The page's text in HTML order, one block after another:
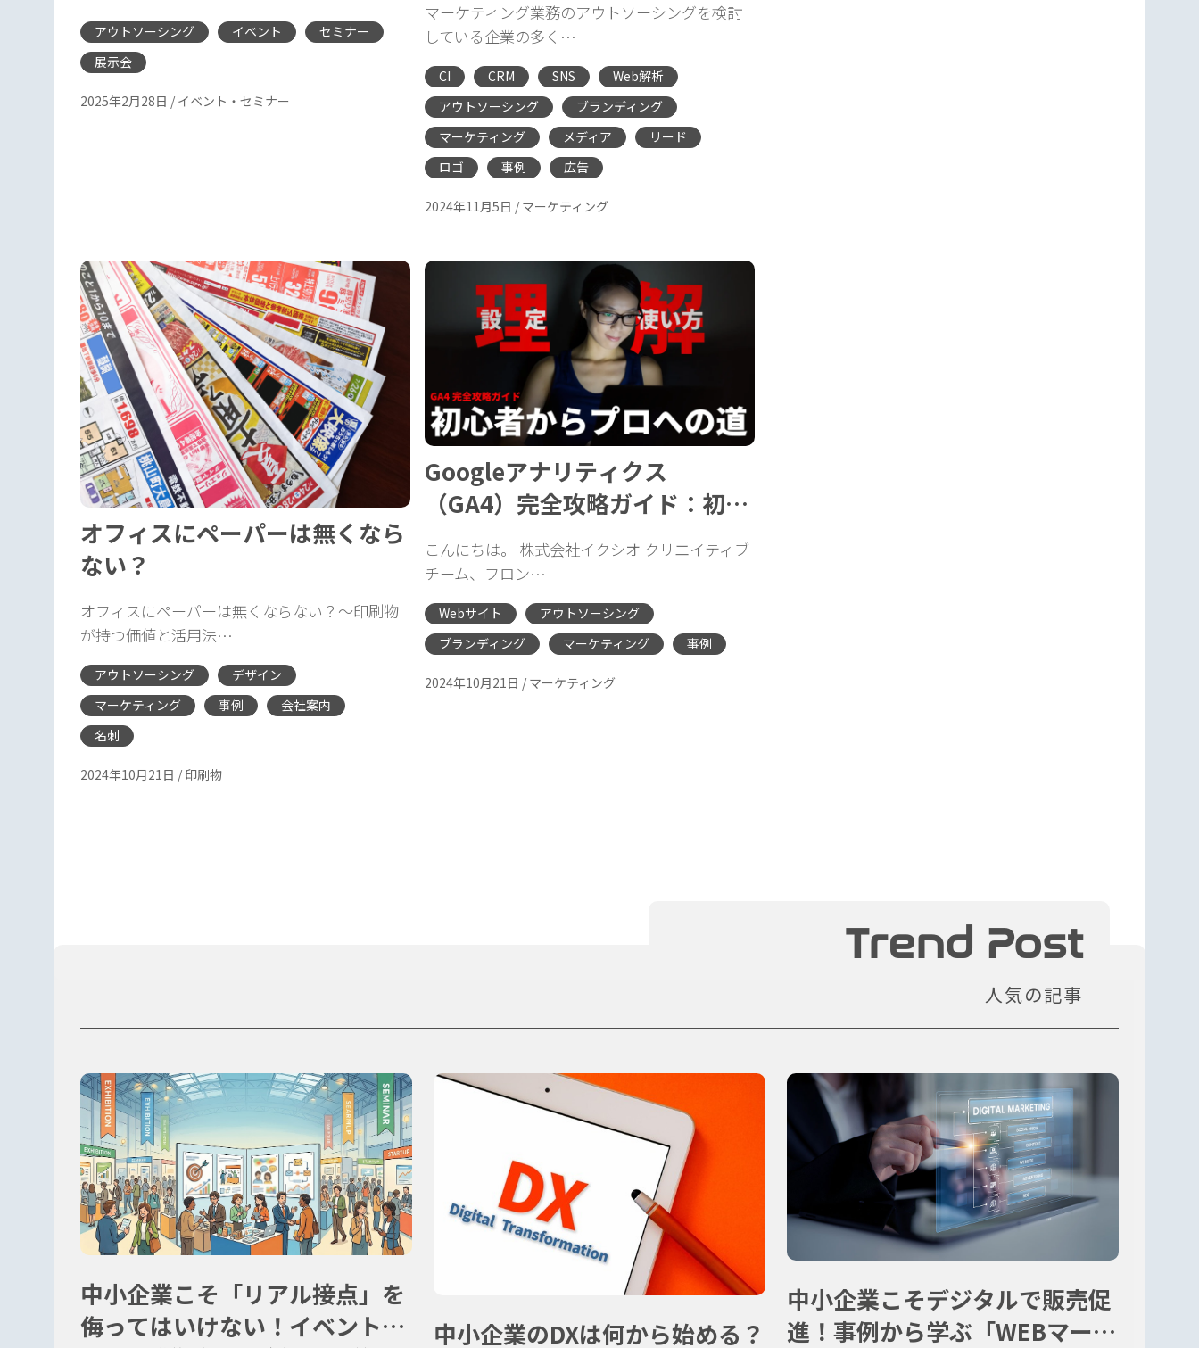
アウトソーシング イベント
セミナー
展示会
2025年2月28日 / イベント・セミナー
マーケティング業務のアウトソーシングを検討
している企業の多く…
CI CRM SNS
Web解析
アウトソーシング
ブランディング
マーケティング
メディア
リード
ロゴ
事例 広告
2024年11月5日 / マーケティング
オフィスにペーパーは無くなら
ない？
オフィスにペーパーは無くならない？〜印刷物
が持つ価値と活用法…
アウトソーシング
デザイン
マーケティング
事例
会社案内
名刺
2024年10月21日 / 印刷物
Googleアナリティクス
（GA4）完全攻略ガイド：初心
者からプロへの道
こんにちは。 株式会社イクシオ クリエイティブ
チーム、フロン…
Webサイト
アウトソーシング
ブランディング
マーケティング 事例
2024年10月21日 / マーケティング
Trend Post
人気の記事
中小企業こそ「リアル接点」を
侮ってはいけない！イベント&
中小企業のDXは何から始める？
中小企業こそデジタルで販売促
進！事例から学ぶ「WEBマーケ